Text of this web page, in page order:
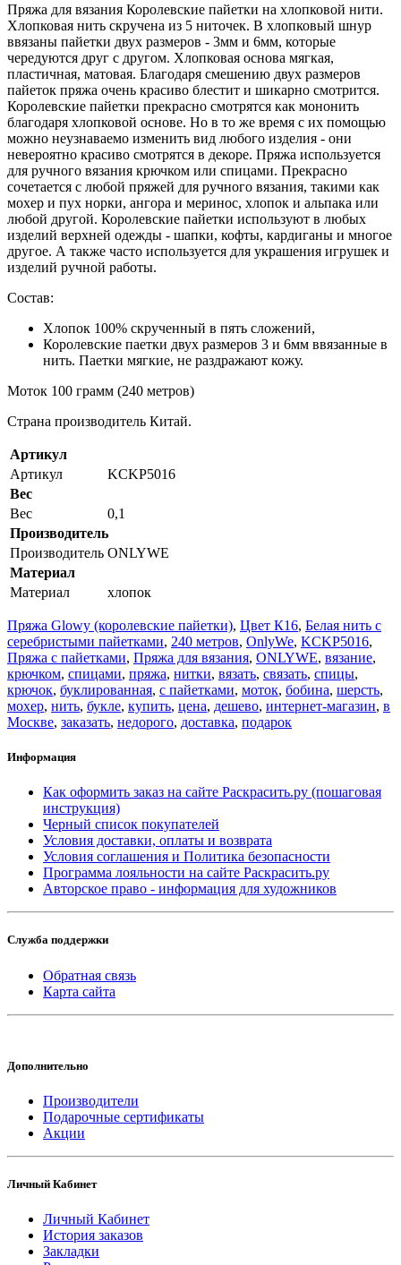
Пряжа для вязания Королевские пайетки на хлопковой нити.
Хлопковая нить скручена из 5 ниточек. В хлопковый шнур
ввязаны пайетки двух размеров - 3мм и 6мм, которые
чередуются друг с другом. Хлопковая основа мягкая,
пластичная, матовая. Благодаря смешению двух размеров
пайеток пряжа очень красиво блестит и шикарно смотрится.
Королевские пайетки прекрасно смотрятся как мононить
благодаря хлопковой основе. Но в то же время с их помощью
можно неузнаваемо изменить вид любого изделия - они
невероятно красиво смотрятся в декоре. Пряжа используется
для ручного вязания крючком или спицами. Прекрасно
сочетается с любой пряжей для ручного вязания, такими как
мохер и пух норки, ангора и меринос, хлопок и альпака или
любой другой. Королевские пайетки используют в любых
изделий верхней одежды - шапки, кофты, кардиганы и многое
другое. А также часто используется для украшения игрушек и
изделий ручной работы.
Состав:
Хлопок 100% скрученный в пять сложений,
Королевские паетки двух размеров 3 и 6мм ввязанные в
нить. Паетки мягкие, не раздражают кожу.
Моток 100 грамм (240 метров)
Страна производитель Китай.
Артикул
Артикул
KCKP5016
Вес
Вес
0,1
Производитель
Производитель ONLYWE
Материал
Материал
хлопок
Пряжа Glowy (королевские пайетки), Цвет К16, Белая нить с
серебристыми пайетками, 240 метров, OnlyWe, KCKP5016,
Пряжа с пайетками, Пряжа для вязания, ONLYWE, вязание,
крючком, спицами, пряжа, нитки, вязать, связать, спицы,
крючок, буклированная, с пайетками, моток, бобина, шерсть,
мохер, нить, букле, купить, цена, дешево, интернет-магазин, в
Москве, заказать, недорого, доставка, подарок
Информация
Как оформить заказ на сайте Раскрасить.ру (пошаговая
инструкция)
Черный список покупателей
Условия доставки, оплаты и возврата
Условия соглашения и Политика безопасности
Программа лояльности на сайте Раскрасить.ру
Авторское право - информация для художников
Служба поддержки
Обратная связь
Карта сайта
Дополнительно
Производители
Подарочные сертификаты
Акции
Личный Кабинет
Личный Кабинет
История заказов
Закладки